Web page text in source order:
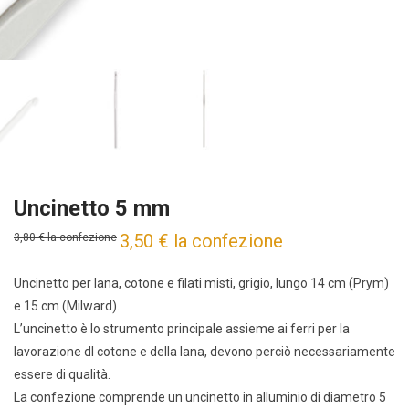
Uncinetto 5 mm
3,80€ la confezione 3,50 € la confezione
Uncinetto per lana, cotone e filati misti, grigio, lungo 14 cm (Prym)
e 15 cm (Milward).
L’uncinetto è lo strumento principale assieme ai ferri per la
lavorazione dl cotone e della lana, devono perciò necessariamente
essere di qualità.
La confezione comprende un uncinetto in alluminio di diametro 5